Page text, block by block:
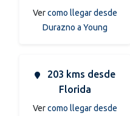
Vercomo llegar desde
Durazno a Young
203 kms desde
Florida
Vercomo llegar desde